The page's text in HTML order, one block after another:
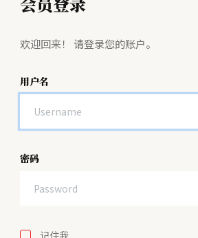
欢迎回来！ 请登录您的账户。
用户名
密码
记住我